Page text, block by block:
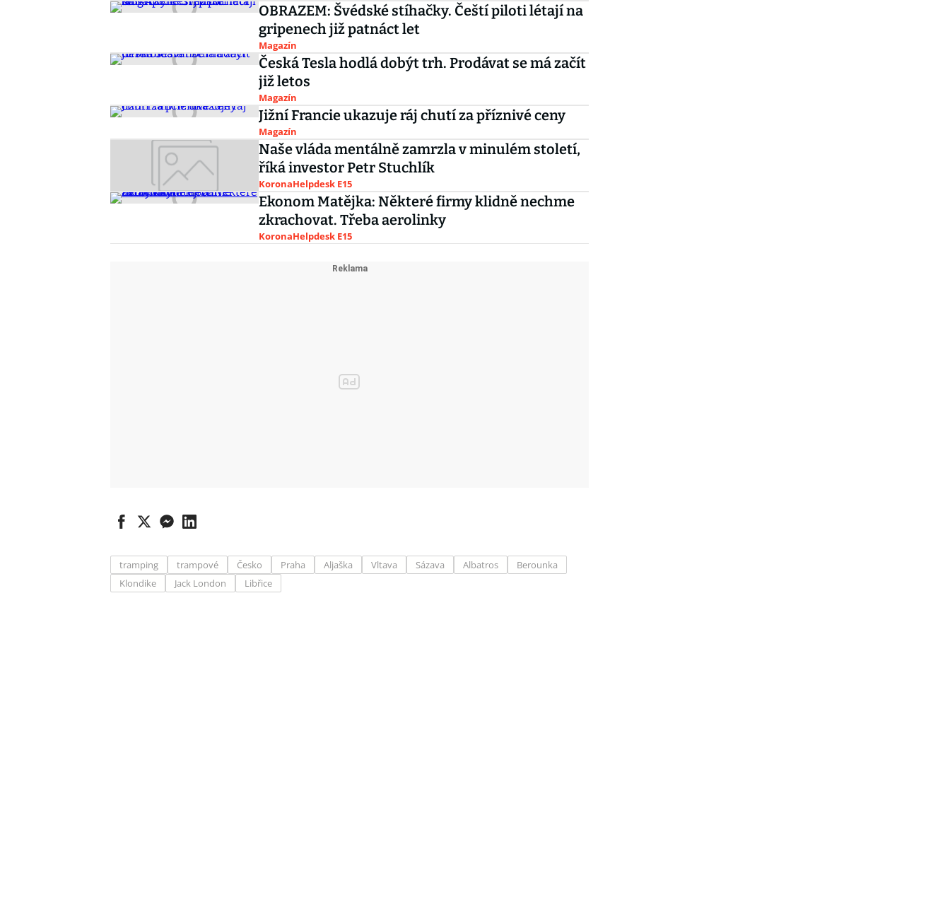
OBRAZEM: Švédské stíhačky. Čeští piloti létají na
gripenech již patnáct let
Magazín
Česká Tesla hodlá dobýt trh. Prodávat se má začít
již letos
Magazín
Jižní Francie ukazuje ráj chutí za příznivé ceny
Magazín
Naše vláda mentálně zamrzla v minulém století,
říká investor Petr Stuchlík
KoronaHelpdesk E15
Ekonom Matějka: Některé firmy klidně nechme
zkrachovat. Třeba aerolinky
KoronaHelpdesk E15
tramping trampové Česko Praha Aljaška Vltava Sázava Albatros
Berounka
Klondike
Jack London Libřice